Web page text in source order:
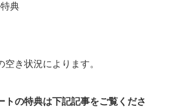
典
き状況によります。
トの特典は下記記事をご覧くださ